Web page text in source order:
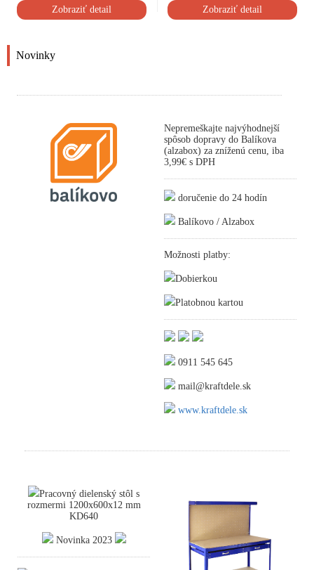
Zobraziť detail Zobraziť detail
Novinky
Nepremeškajte najvýhodnejší
spôsob dopravy do Balíkova
(alzabox) za zníženú cenu, iba
3,99€ s DPH
doručenie do 24 hodín
Balíkovo / Alzabox
Možnosti platby:
Dobierkou
Platobnou kartou
0911 545 645
mail@kraftdele.sk
www.kraftdele.sk
Pracovný dielenský stôl s
rozmermi 1200x600x12 mm
KD640
Novinka 2023